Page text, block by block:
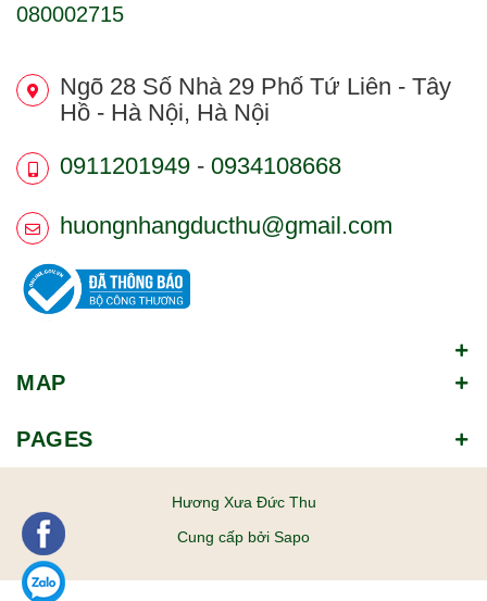
080002715
Ngõ 28 Số Nhà 29 Phố Tứ Liên - Tây
Hồ - Hà Nội, Hà Nội
0911201949 - 0934108668
huongnhangducthu@gmail.com
MAP
PAGES
Hương Xưa Đức Thu
Cung cấp bởi Sapo